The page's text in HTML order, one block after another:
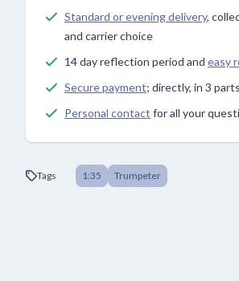
Standard or evening delivery,
and carrier choice
14 day reflection period and easy
Secure payment; directly, in 3
Personal contact for all your
Tags 1:35 Trumpeter